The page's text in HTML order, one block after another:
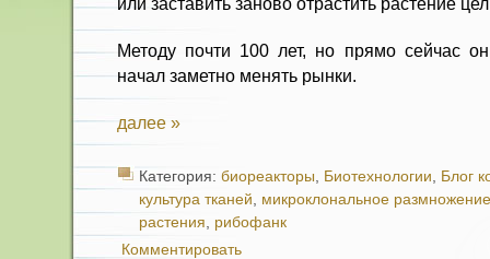
Методу почти 100 лет, но прямо сейчас
начал заметно менять рынки.
далее »
Категория: биореакторы, Биотехнологии, Блог
культура тканей, микроклональное размножение
растения, рибофанк
Комментировать